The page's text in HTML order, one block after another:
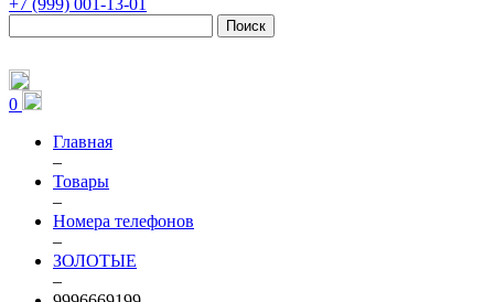
+7 (999) 001-13-01
Поиск
0
Главная
–
Товары
–
Номера телефонов
–
ЗОЛОТЫЕ
–